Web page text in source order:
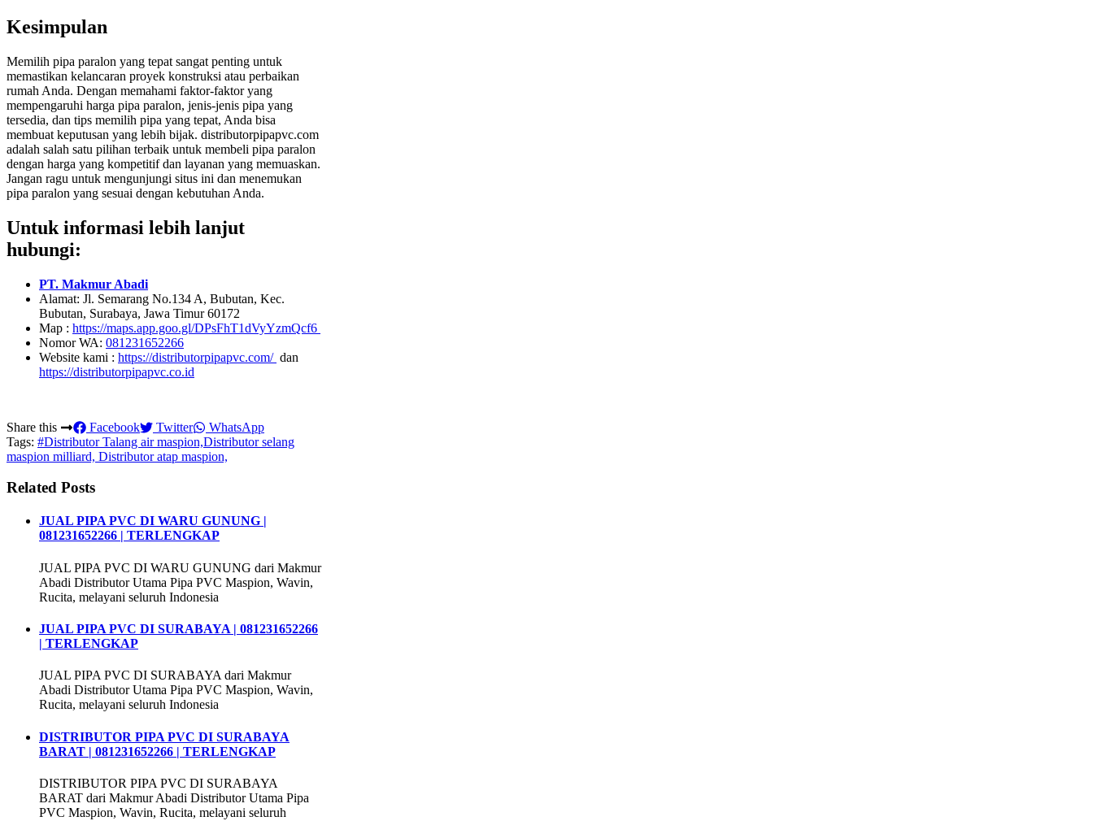
Kesimpulan
Memilih pipa paralon yang tepat sangat penting untuk
memastikan kelancaran proyek konstruksi atau perbaikan
rumah Anda. Dengan memahami faktor-faktor yang
mempengaruhi harga pipa paralon, jenis-jenis pipa yang
tersedia, dan tips memilih pipa yang tepat, Anda bisa
membuat keputusan yang lebih bijak. distributorpipapvc.com
adalah salah satu pilihan terbaik untuk membeli pipa paralon
dengan harga yang kompetitif dan layanan yang memuaskan.
Jangan ragu untuk mengunjungi situs ini dan menemukan
pipa paralon yang sesuai dengan kebutuhan Anda.
Untuk informasi lebih lanjut
hubungi:
PT. Makmur Abadi
Alamat: Jl. Semarang No.134 A, Bubutan, Kec.
Bubutan, Surabaya, Jawa Timur 60172
Map : https://maps.app.goo.gl/DPsFhT1dVyYzmQcf6
Nomor WA: 081231652266
Website kami : https://distributorpipapvc.com/ dan
https://distributorpipapvc.co.id
Share this Facebook Twitter
WhatsApp
Tags: #Distributor Talang air maspion,Distributor selang
maspion milliard, Distributor atap maspion,
Related Posts
JUAL PIPA PVC DI WARU GUNUNG |
081231652266 | TERLENGKAP
JUAL PIPA PVC DI WARU GUNUNG dari Makmur
Abadi Distributor Utama Pipa PVC Maspion, Wavin,
Rucita, melayani seluruh Indonesia
JUAL PIPA PVC DI SURABAYA | 081231652266
| TERLENGKAP
JUAL PIPA PVC DI SURABAYA dari Makmur
Abadi Distributor Utama Pipa PVC Maspion, Wavin,
Rucita, melayani seluruh Indonesia
DISTRIBUTOR PIPA PVC DI SURABAYA
BARAT | 081231652266 | TERLENGKAP
DISTRIBUTOR PIPA PVC DI SURABAYA
BARAT dari Makmur Abadi Distributor Utama Pipa
PVC Maspion, Wavin, Rucita, melayani seluruh